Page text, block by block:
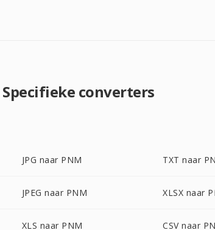
Specifieke converters
JPG naar PNM TXT naar
JPEG naar PNM XLSX naar
XLS naar PNM CSV naar